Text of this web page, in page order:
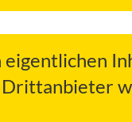
eigentlichen
Drittanbieter